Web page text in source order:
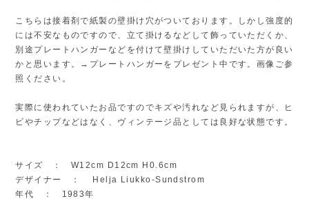
こちらは接着剤で紙製の壁掛け穴がついております。しかし強度的
には不安なものですので、立て掛けるなどして飾っていただくか、
別途プレートハンガーなどを付けて壁掛けしていただいた方が良い
かと思います。→プレートハンガーをプレゼント中です。画像ご参
照ください。
実際に使われていたお品ですのでキズや汚れなど見られますが、ヒ
ビやチップなどはなく、ヴィンテージ品としては良好な状態です。
サイズ ： W12cm D12cm H0.6cm
デザイナー ： Helja Liukko-Sundstrom
年代 ： 1983年